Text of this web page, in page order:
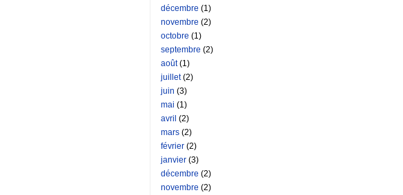
décembre (1)
novembre (2)
octobre (1)
septembre (2)
août(1)
juillet(2)
juin (3)
mai (1)
avril (2)
mars (2)
février (2)
janvier (3)
décembre (2)
novembre (2)